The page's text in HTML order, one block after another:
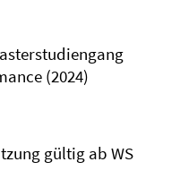
(2024)
gültig ab WS